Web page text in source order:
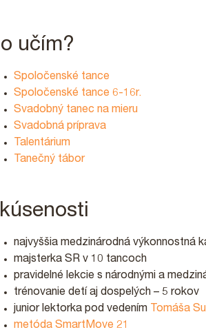
učím?
Spoločenské tance
Spoločenské tance 6-16r.
Svadobný tanec na mieru
Svadobná príprava
Talentárium
Tanečný tábor
najvyššia medzinárodná výkonnostná
majsterka SR v 10 tancoch
pravidelné lekcie s národnými a
trénovanie detí aj dospelých – 5 rokov
junior lektorka pod vedením Tomáša
metóda SmartMove 21